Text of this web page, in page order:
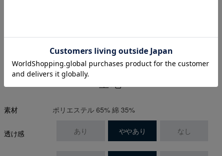
素材 ポリエステル 65% 綿 35%
透け感 あり ややあり なし